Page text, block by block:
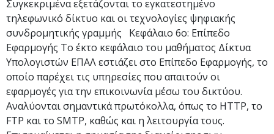
Συγκεκριμένα εξετάζονται το εγκατεστημένο
τηλεφωνικό δίκτυο και οι τεχνολογίες ψηφιακής
συνδρομητικής γραμμής Κεφάλαιο 6ο: Επίπεδο
Εφαρμογής Το έκτο κεφάλαιο του μαθήματος Δίκτυα
Υπολογιστών ΕΠΑΛ εστιάζει στο Επίπεδο Εφαρμογής, το
οποίο παρέχει τις υπηρεσίες που απαιτούν οι
εφαρμογές για την επικοινωνία μέσω του δικτύου.
Αναλύονται σημαντικά πρωτόκολλα, όπως το HTTP, το
FTP και το SMTP, καθώς και η λειτουργία τους.